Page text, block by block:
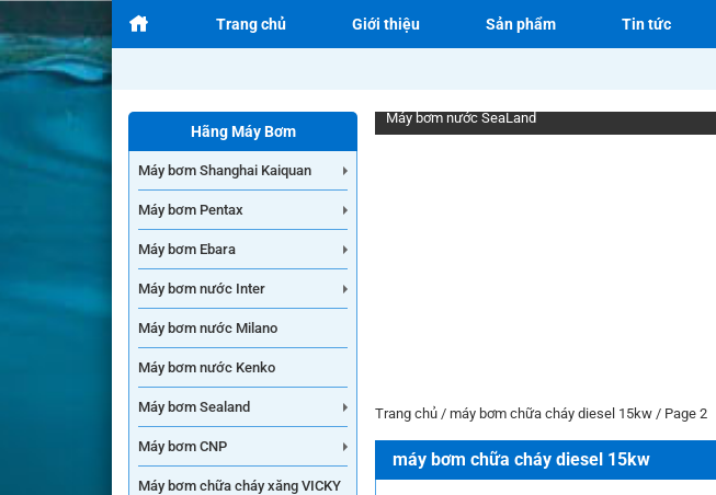
Trang chủ Giới thiệu Sản phẩm Tin tức
Hãng Máy Bơm
Máy bơm Shanghai Kaiquan
Máy bơm Pentax
Máy bơm Ebara
Máy bơm nước Inter
Máy bơm nước Milano
Máy bơm nước Kenko
Máy bơm Sealand
Máy bơm CNP
Máy bơm chữa cháy xăng VICKY
Trang chủ / máy bơm chữa cháy diesel 15kw / Page 2
máy bơm chữa cháy diesel 15kw